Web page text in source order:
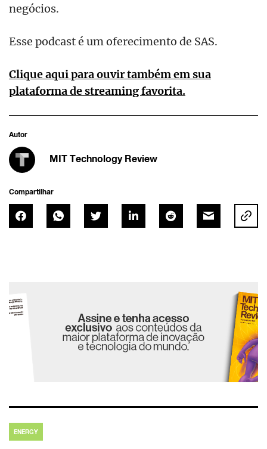
negócios.
Esse podcast é um oferecimento de SAS.
Clique aqui para ouvir também em sua
plataforma de streaming favorita.
Autor
MIT Technology Review
Compartilhar
ENERGY